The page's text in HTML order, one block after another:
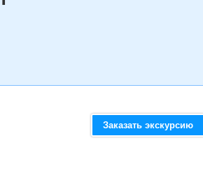
Заказать экскурсию